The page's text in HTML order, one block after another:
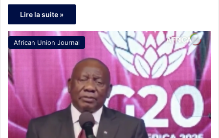
Lire la suite »
African Union Journal